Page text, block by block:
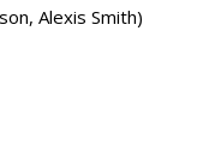
Alexis Smith)